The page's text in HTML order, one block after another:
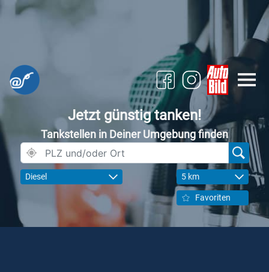
Jetzt günstig tanken!
Tankstellen in Deiner Umgebung finden
Diesel 5 km
Favoriten